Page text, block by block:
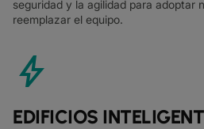
seguridad y la agilidad para adoptar
reemplazar el equipo.
bolt
EDIFICIOS